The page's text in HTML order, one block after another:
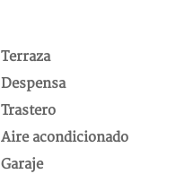
Terraza
Despensa
Trastero
Aire acondicionado
Garaje